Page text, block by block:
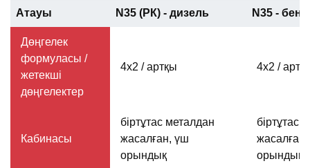
Атауы N35 (РК) - дизель N35 -
Дөңгелек
формуласы /
жетекші
дөңгелектер
4х2 / артқы 4х2 /
Кабинасы
біртұтас металдан
жасалған, үш
орындық
біртұтас
орындық